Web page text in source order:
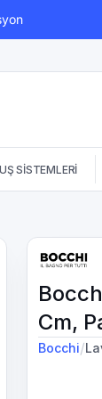
SİSTEMLERİ
Cm,
Bocchi/